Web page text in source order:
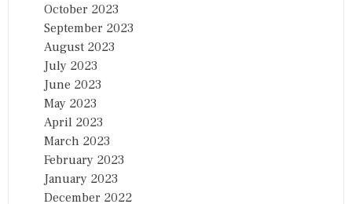
October 2023
September 2023
August 2023
July 2023
June 2023
May 2023
April 2023
March 2023
February 2023
January 2023
December 2022